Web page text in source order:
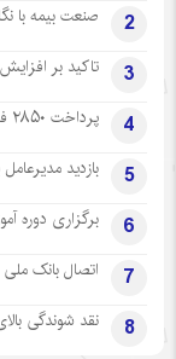
2 صنعت بیمه با
3 تاکید بر
4 پرداخت ۲۸۵۰ فقره وام فرزندآوری توسط موسسه اعتباری ملل
5 بازدید
6 برگزاری دوره
7 اتصال بانک
8 نقد شوندگی